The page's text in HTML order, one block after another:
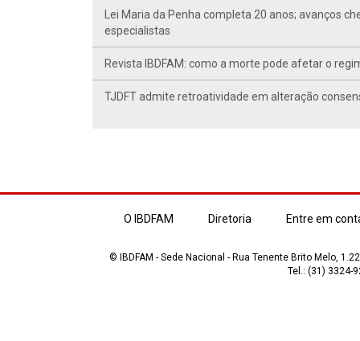
Lei Maria da Penha completa 20 anos; avanços
especialistas
Revista IBDFAM: como a morte pode afetar o
TJDFT admite retroatividade em alteração
O IBDFAM Diretoria Entre em
© IBDFAM - Sede Nacional - Rua Tenente Brito Melo,
Tel.: (31) 3324-